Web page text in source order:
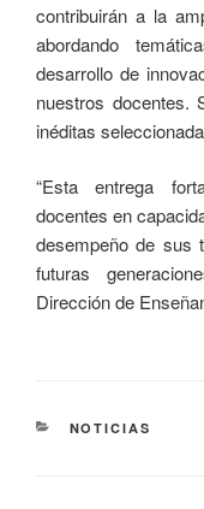
contribuirán a la
abordando
desarrollo de
nuestros docentes.
inéditas
“Esta entrega
docentes en
desempeño de sus
futuras
Dirección de
NOTICIAS